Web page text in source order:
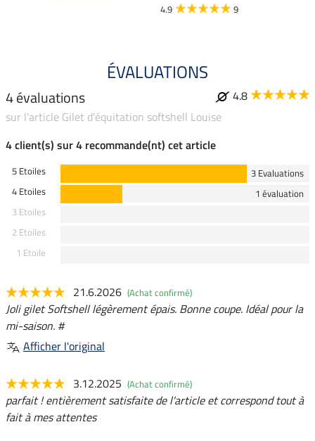
4.9 9
ÉVALUATIONS
4 évaluations
4.8
sur l'article Gilet d'équitation softshell Louise
4 client(s) sur 4 recommande(nt) cet article
5 Etoiles
3 Evaluations
4 Etoiles
1 évaluation
3 Etoiles
2 Etoiles
1 Etoile
21.6.2026 (Achat confirmé)
Joli gilet Softshell légèrement épais. Bonne coupe. Idéal pour la
mi-saison. #
Afficher l'original
3.12.2025 (Achat confirmé)
parfait ! entièrement satisfaite de l'article et correspond tout à
fait à mes attentes